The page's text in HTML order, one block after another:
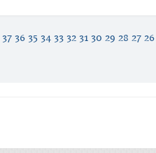
26
27
28
29
30
31
32
33
34
35
36
37